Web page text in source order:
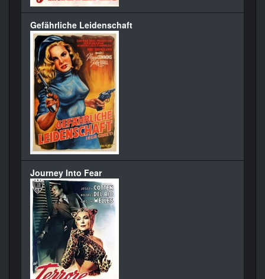
Gefährliche Leidenschaft
Journey Into Fear